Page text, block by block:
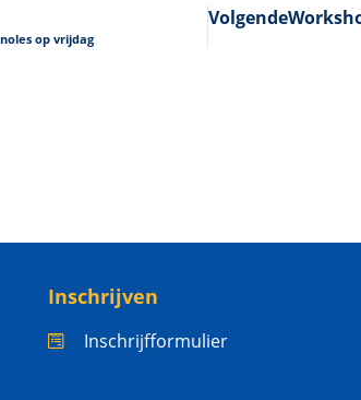
op vrijdag
Volgende
Inschrijven
Inschrijfformulier